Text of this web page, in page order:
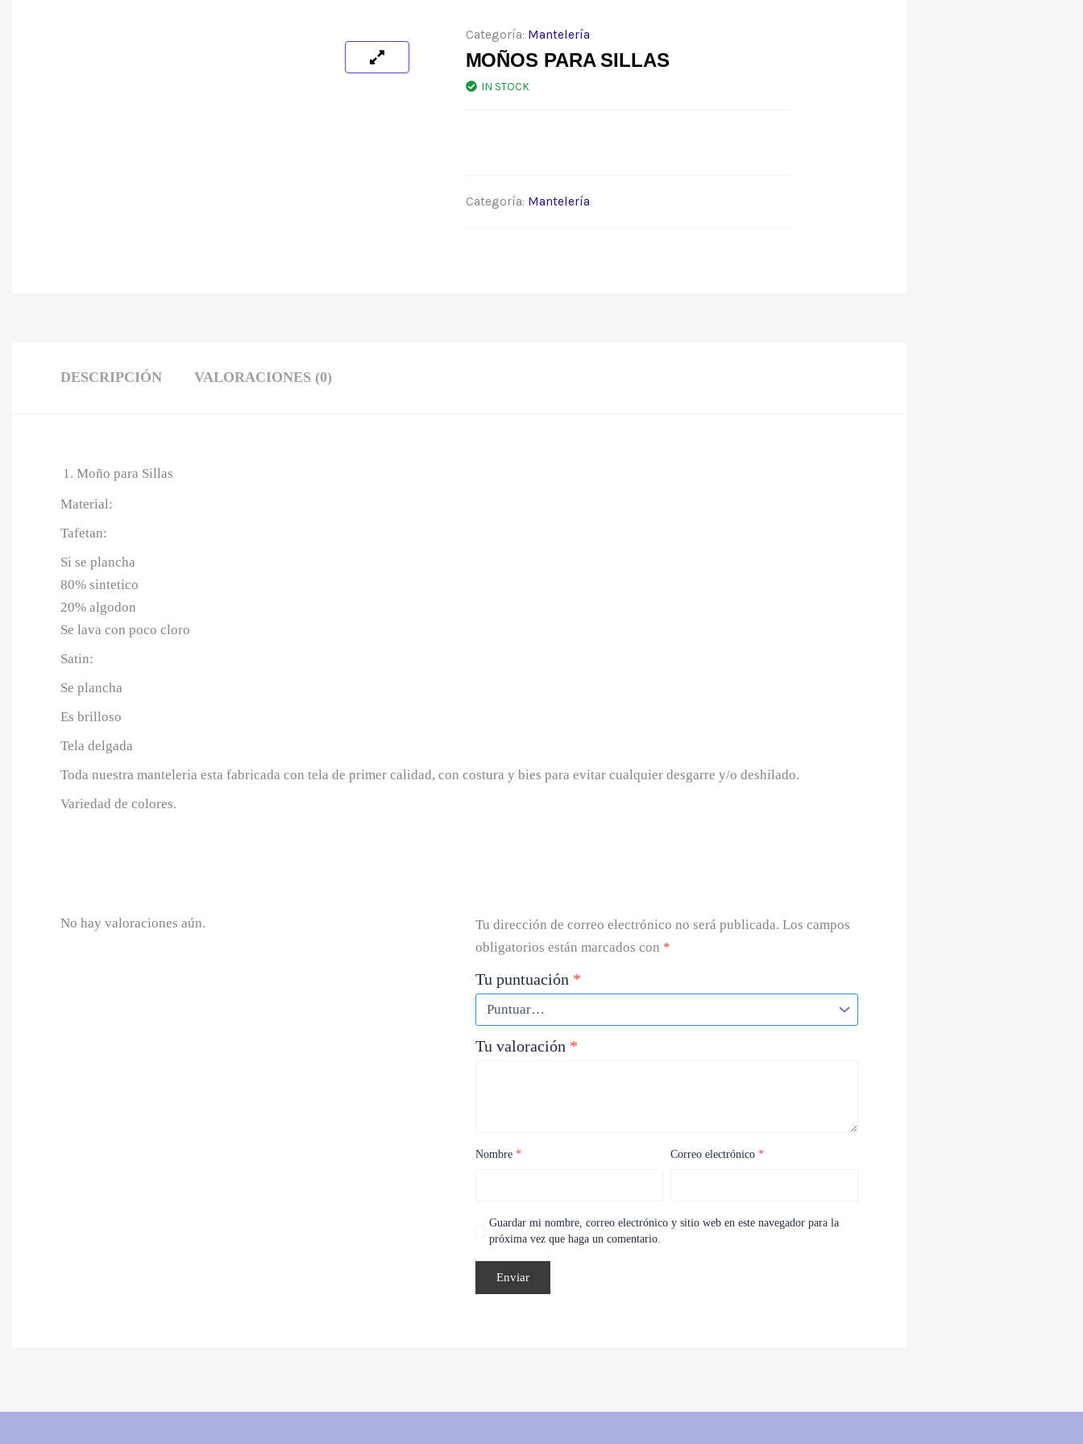
Categoría: Mantelería
MOÑOS PARA SILLAS
IN STOCK
Categoría: Mantelería
DESCRIPCIÓN VALORACIONES (0)
Moño para Sillas
Material:
Tafetan:
Si se plancha
80% sintetico
20% algodon
Se lava con poco cloro
Satin:
Se plancha
Es brilloso
Tela delgada
Toda nuestra manteleria esta fabricada con tela de primer calidad, con costura y bies para evitar cualquier desgarre y/o deshilado.
Variedad de colores.
No hay valoraciones aún. Tu dirección de correo electrónico no será publicada. Los campos
obligatorios están marcados con *
Tu puntuación *
Tu valoración *
Nombre * Correo electrónico*
Guardar mi nombre, correo electrónico y sitio web en este navegador para la
próxima vez que haga un comentario.